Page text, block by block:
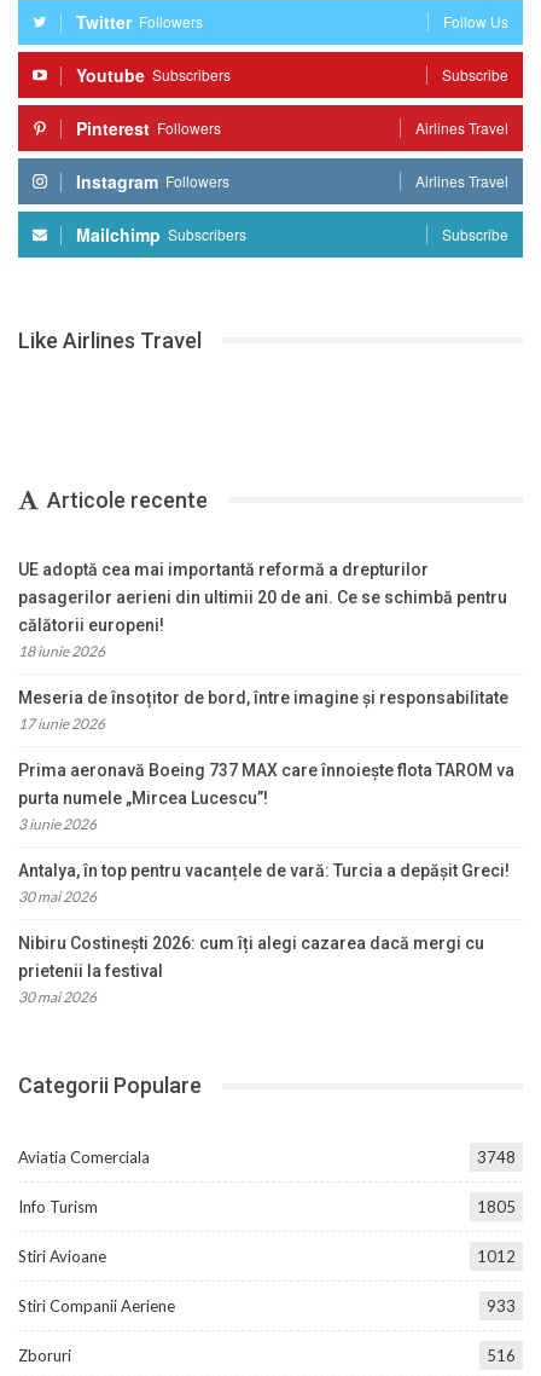
Twitter Followers Follow Us
Youtube Subscribers Subscribe
Pinterest Followers Airlines Travel
Instagram Followers Airlines Travel
Mailchimp Subscribers Subscribe
Like Airlines Travel
Articole recente
UE adoptă cea mai importantă reformă a drepturilor
pasagerilor aerieni din ultimii 20 de ani. Ce se schimbă pentru
călătorii europeni!
18 iunie 2026
Meseria de însoțitor de bord, între imagine și responsabilitate
17 iunie 2026
Prima aeronavă Boeing 737 MAX care înnoiește flota TAROM va
purta numele „Mircea Lucescu”!
3 iunie 2026
Antalya, în top pentru vacanțele de vară: Turcia a depășit Greci!
30 mai 2026
Nibiru Costinești 2026: cum îți alegi cazarea dacă mergi cu
prietenii la festival
30 mai 2026
Categorii Populare
Aviatia Comerciala 3748
Info Turism 1805
Stiri Avioane 1012
Stiri Companii Aeriene 933
Zboruri 516